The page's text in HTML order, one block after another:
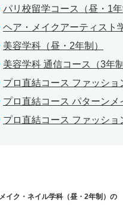
パリ校留学コース（昼・1年
ヘア・メイクアーティスト
美容学科（昼・2年制）
美容学科 通信コース（3年制
プロ直結コース ファッショ
プロ直結コース パターンメ
プロ直結コース ファッショ
メイク・ネイル学科（昼・2年制）の